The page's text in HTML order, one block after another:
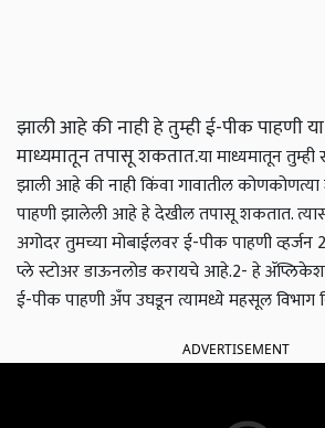
झाली आहे की नाही हे तुम्ही ई-पीक पाहणी
माध्यमातून तपासू शकतात.या माध्यमातून
झाली आहे की नाही किंवा गावातील
पाहणी झालेली आहे हे देखील तपासू शकतात.
अगोदर तुमच्या मोबाईलवर ई-पीक पाहणी
प्ले स्टोअर डाऊनलोड करायचे आहे.2- हे
ई-पीक पाहणी अँप उघडून त्यामध्ये महसूल विभाग
ADVERTISEMENT